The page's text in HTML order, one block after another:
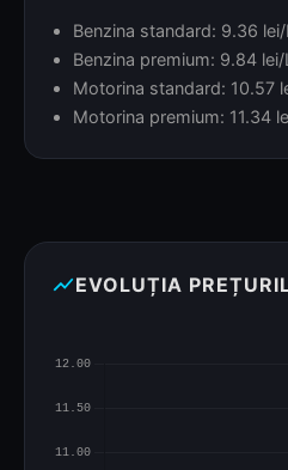
Benzina standard: 9.36
Benzina premium: 9.84
Motorina standard: 10.57
Motorina premium: 11.34
show_chartEVOLUȚIA